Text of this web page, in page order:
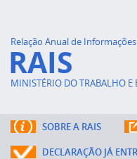
Relação Anual de
RAIS
MINISTÉRIO DO TRABALHO E
SOBRE A RAIS
DECLARAÇÃO JÁ